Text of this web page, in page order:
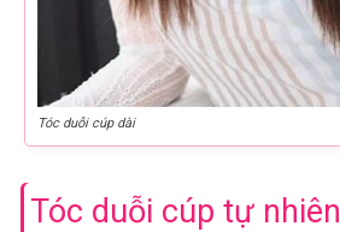
Tóc duỗi cúp dài
Tóc duỗi cúp tự nhiên